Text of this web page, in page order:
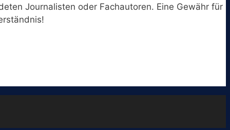
Journalisten oder Fachautoren. Eine Gewähr für